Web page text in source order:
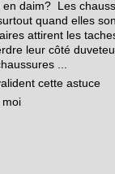
en daim? Les
quand elles
attirent les
leur côté
...
cette astuce
moi